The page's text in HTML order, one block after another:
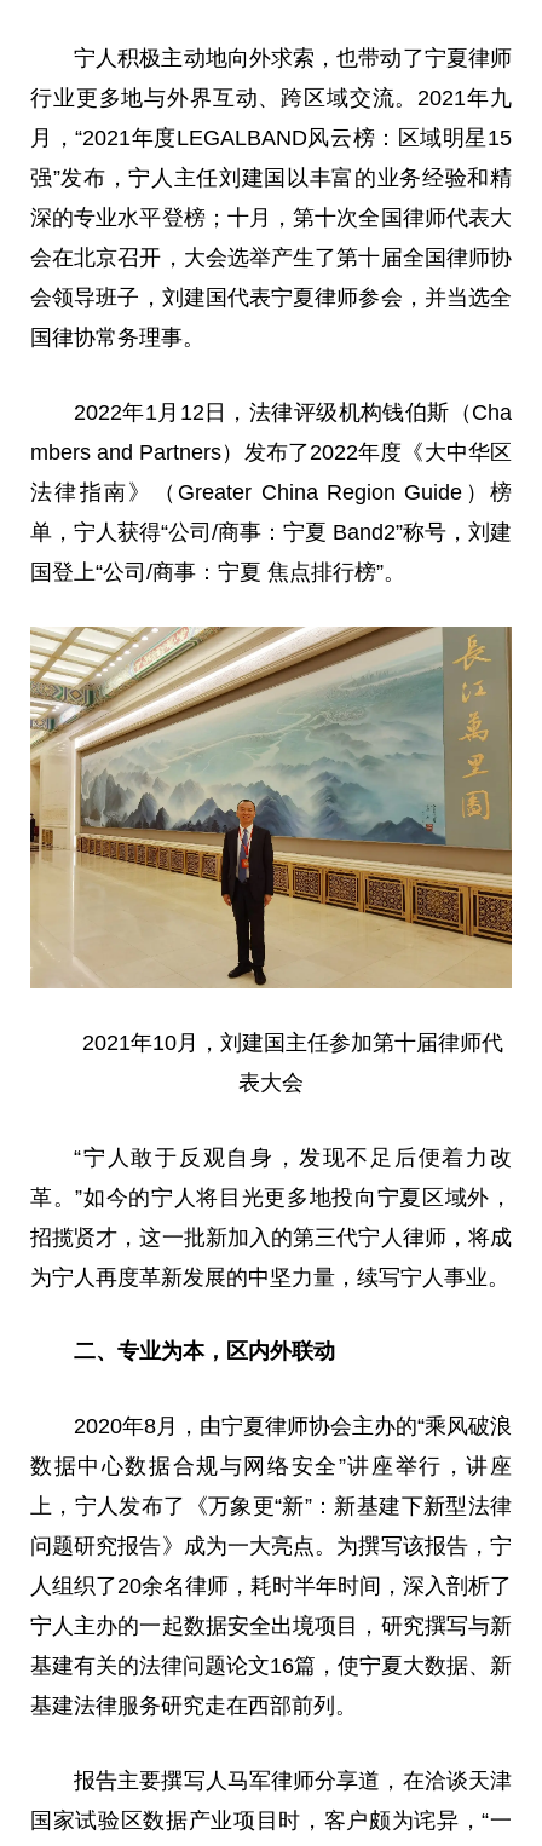
宁人积极主动地向外求索，也带动了宁夏律师
行业更多地与外界互动、跨区域交流。2021年九
月，“2021年度LEGALBAND风云榜：区域明星15
强”发布，宁人 主任刘 建国 以丰富的业务经验和精
深的专业水平登榜；十月，第十次全国律师代表大
会在北京召开，大会选举产生了第十届全国律师协
会领导班子，刘 建国代表宁夏律师参会，并当选全
国律协常务理事。
2022年1月12日， 法律评级机构钱伯斯（Cha
mbers and Partners）发布了2022年度《大中华区
法律指南》（Greater China Region Guide）榜
单，宁人获得“公司/商事：宁夏 Band2”称号，刘 建
国登上“公司/商事：宁夏 焦点排行榜”。
2021年10月，刘 建国 主任参加第十届律师代
表大会
“宁人敢于反观自身，发现不足后便着力改
革。”如今的宁人将目光更多地投向宁夏区域外，
招揽贤才，这一批新加入的第三代宁人律师，将成
为宁人再度革新发展的中坚力量，续写宁人事业。
二、专业为本，区内外联动
2020年8月，由宁夏律师协会主办的“乘风破浪
数据中心数据合规与网络安全”讲座举行，讲座
上，宁人发布了《万象更“新”：新基建下新型法律
问题研究报告》成为一大亮点。为撰写该报告，宁
人组织了20余名律师，耗时半年时间，深入剖析了
宁人主办的一起数据安全出境项目，研究撰写与新
基建有关的法律问题论文16篇，使宁夏大数据、新
基建法律服务研究走在西部前列。
报告主要撰写人马军律师分享道，在洽谈天津
国家试验区数据产业项目时，客户颇为诧异，“一